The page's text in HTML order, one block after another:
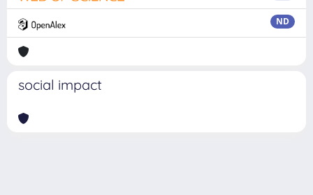
ND
social impact